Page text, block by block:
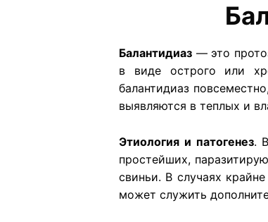
Балантидиаз — это
в виде острого или
балантидиаз
выявляются в теплых и
Этиология и патогенез.
простейших,
свиньи. В случаях
может служить